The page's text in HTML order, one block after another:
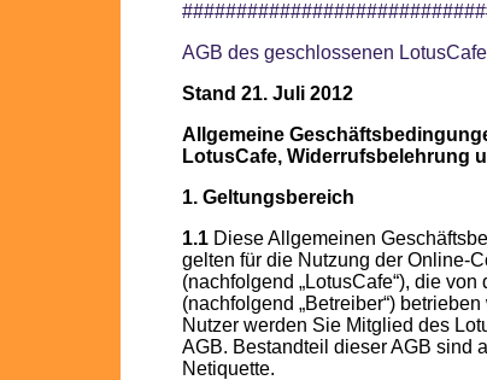
AGB des geschlossenen
Stand 21. Juli 2012
Allgemeine
LotusCafe, Widerrufsbelehrung
1. Geltungsbereich
1.1 Diese Allgemeinen
gelten für die Nutzung der Online-
(nachfolgend „LotusCafe“), die von
(nachfolgend „Betreiber“)
Nutzer werden Sie Mitglied des
AGB. Bestandteil dieser AGB sind
Netiquette.